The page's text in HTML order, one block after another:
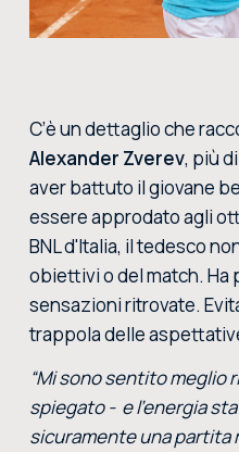
C’è un dettaglio che
Alexander Zverev, più
aver battuto il giovane
essere approdato agli
BNL d'Italia, il tedesco
obiettivi o del match. Ha
sensazioni ritrovate.
trappola delle
“Mi sono sentito meglio
spiegato - e l’energia
sicuramente una partita